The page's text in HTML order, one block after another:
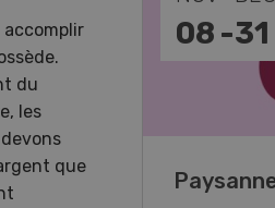
accomplir
du
les
que
08 -31